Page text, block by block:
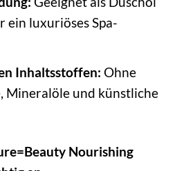
ein luxuriöses Spa-
Inhaltsstoffen: Ohne
Mineralöle und künstliche
Nourishing